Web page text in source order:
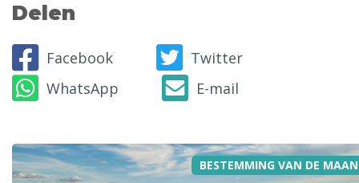
Delen
Facebook
Twitter
WhatsApp
E-mail
BESTEMMING VAN DE